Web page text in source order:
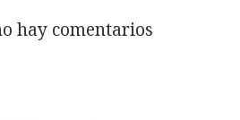
hay comentarios